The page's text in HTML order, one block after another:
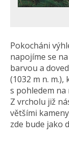
Pokocháni
napojíme se
barvou a
(1032 m n.
s pohledem na
Z vrcholu již
většími
zde bude jako